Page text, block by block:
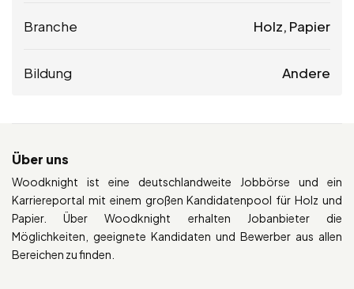
Branche Holz, Papier
Bildung Andere
Über uns
Woodknight ist eine deutschlandweite Jobbörse und ein
Karriereportal mit einem großen Kandidatenpool für Holz und
Papier. Über Woodknight erhalten Jobanbieter die
Möglichkeiten, geeignete Kandidaten und Bewerber aus allen
Bereichen zu finden.